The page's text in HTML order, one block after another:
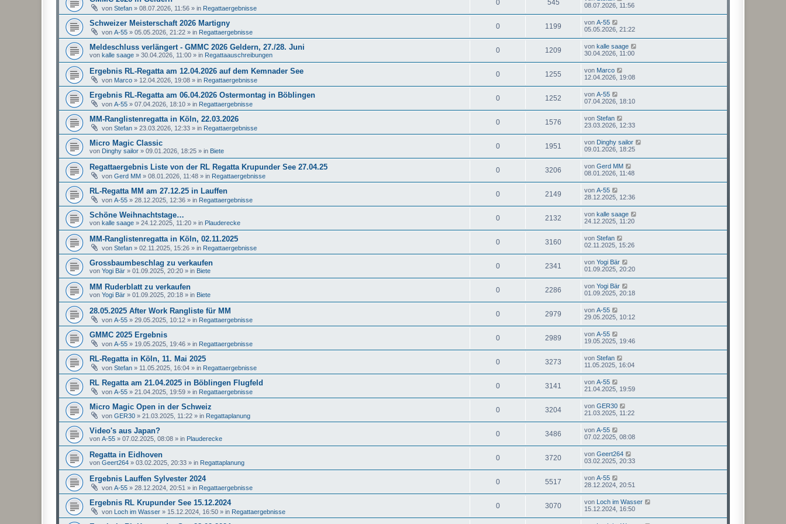
von Stefan » 08.07.2026, 11:56 » in Regattaergebnisse
0 545
08.07.2026, 11:56
Schweizer Meisterschaft 2026 Martigny
von A-55 » 05.05.2026, 21:22 » in Regattaergebnisse
0 1199 von A-55
05.05.2026, 21:22
Meldeschluss verlängert - GMMC 2026 Geldern, 27./28. Juni
von kalle saage » 30.04.2026, 11:00 » in Regattaauschreibungen
0 1209 von kalle saage
30.04.2026, 11:00
Ergebnis RL-Regatta am 12.04.2026 auf dem Kemnader See
von Marco » 12.04.2026, 19:08 » in Regattaergebnisse
0 1255 von Marco
12.04.2026, 19:08
Ergebnis RL-Regatta am 06.04.2026 Ostermontag in Böblingen
von A-55 » 07.04.2026, 18:10 » in Regattaergebnisse
0 1252 von A-55
07.04.2026, 18:10
MM-Ranglistenregatta in Köln, 22.03.2026
von Stefan » 23.03.2026, 12:33 » in Regattaergebnisse
0 1576 von Stefan
23.03.2026, 12:33
Micro Magic Classic
von Dinghy sailor » 09.01.2026, 18:25 » in Biete
0 1951 von Dinghy sailor
09.01.2026, 18:25
Regattaergebnis Liste von der RL Regatta Krupunder See 27.04.25
von Gerd MM » 08.01.2026, 11:48 » in Regattaergebnisse
0 3206 von Gerd MM
08.01.2026, 11:48
RL-Regatta MM am 27.12.25 in Lauffen
von A-55 » 28.12.2025, 12:36 » in Regattaergebnisse
0 2149 von A-55
28.12.2025, 12:36
Schöne Weihnachtstage…
von kalle saage » 24.12.2025, 11:20 » in Plauderecke
0 2132 von kalle saage
24.12.2025, 11:20
MM-Ranglistenregatta in Köln, 02.11.2025
von Stefan » 02.11.2025, 15:26 » in Regattaergebnisse
0 3160 von Stefan
02.11.2025, 15:26
Grossbaumbeschlag zu verkaufen
von Yogi Bär » 01.09.2025, 20:20 » in Biete
0 2341 von Yogi Bär
01.09.2025, 20:20
MM Ruderblatt zu verkaufen
von Yogi Bär » 01.09.2025, 20:18 » in Biete
0 2286 von Yogi Bär
01.09.2025, 20:18
28.05.2025 After Work Rangliste für MM
von A-55 » 29.05.2025, 10:12 » in Regattaergebnisse
0 2979 von A-55
29.05.2025, 10:12
GMMC 2025 Ergebnis
von A-55 » 19.05.2025, 19:46 » in Regattaergebnisse
0 2989 von A-55
19.05.2025, 19:46
RL-Regatta in Köln, 11. Mai 2025
von Stefan » 11.05.2025, 16:04 » in Regattaergebnisse
0 3273 von Stefan
11.05.2025, 16:04
RL Regatta am 21.04.2025 in Böblingen Flugfeld
von A-55 » 21.04.2025, 19:59 » in Regattaergebnisse
0 3141 von A-55
21.04.2025, 19:59
Micro Magic Open in der Schweiz
von GER30 » 21.03.2025, 11:22 » in Regattaplanung
0 3204 von GER30
21.03.2025, 11:22
Video's aus Japan?
von A-55 » 07.02.2025, 08:08 » in Plauderecke
0 3486 von A-55
07.02.2025, 08:08
Regatta in Eidhoven
von Geert264 » 03.02.2025, 20:33 » in Regattaplanung
0 3720 von Geert264
03.02.2025, 20:33
Ergebnis Lauffen Sylvester 2024
von A-55 » 28.12.2024, 20:51 » in Regattaergebnisse
0 5517 von A-55
28.12.2024, 20:51
Ergebnis RL Krupunder See 15.12.2024
von Loch im Wasser » 15.12.2024, 16:50 » in Regattaergebnisse
0 3070 von Loch im Wasser
15.12.2024, 16:50